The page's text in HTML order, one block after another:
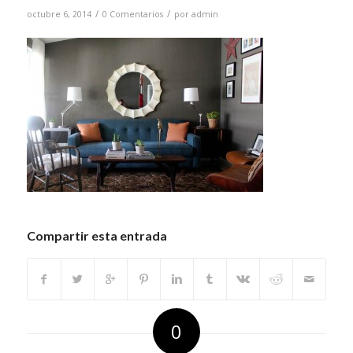
octubre 6, 2014 / 0 Comentarios / por admin
Compartir esta entrada
0